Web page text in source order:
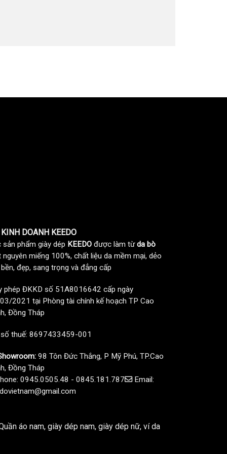
KINH DOANH KEEDO
sản phẩm giày dép KEEDO được làm từda bò
nguyên miếng 100%, chất liệu da mềm mại, dẻo
bền, đẹp, sang trọng và đẳng cấp
phép ĐKKD số 51A8016642 cấp ngày
2021 tại Phòng tài chính kế hoạch TP Cao
Đồng Tháp
thuế: 8697433459-001
98 Tôn Đức Thắng, P Mỹ Phú, TP.Cao
Đồng Tháp
0945.0505.48 - 0845.181.787
Email:
áo nam, giày dép nam, giày dép nữ, ví da